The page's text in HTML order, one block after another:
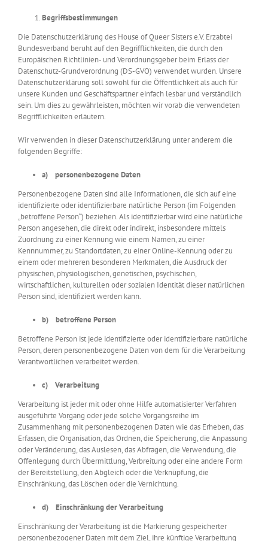
Begriffsbestimmungen
Die Datenschutzerklärung des House of Queer Sisters e.V. Erzabtei
Bundesverband beruht auf den Begrifflichkeiten, die durch den
Europäischen Richtlinien- und Verordnungsgeber beim Erlass der
Datenschutz-Grundverordnung (DS-GVO) verwendet wurden. Unsere
Datenschutzerklärung soll sowohl für die Öffentlichkeit als auch für
unsere Kunden und Geschäftspartner einfach lesbar und verständlich
sein. Um dies zu gewährleisten, möchten wir vorab die verwendeten
Begrifflichkeiten erläutern.
Wir verwenden in dieser Datenschutzerklärung unter anderem die
folgenden Begriffe:
a) personenbezogene Daten
Personenbezogene Daten sind alle Informationen, die sich auf eine
identifizierte oder identifizierbare natürliche Person (im Folgenden
„betroffene Person“) beziehen. Als identifizierbar wird eine natürliche
Person angesehen, die direkt oder indirekt, insbesondere mittels
Zuordnung zu einer Kennung wie einem Namen, zu einer
Kennnummer, zu Standortdaten, zu einer Online-Kennung oder zu
einem oder mehreren besonderen Merkmalen, die Ausdruck der
physischen, physiologischen, genetischen, psychischen,
wirtschaftlichen, kulturellen oder sozialen Identität dieser natürlichen
Person sind, identifiziert werden kann.
b) betroffene Person
Betroffene Person ist jede identifizierte oder identifizierbare natürliche
Person, deren personenbezogene Daten von dem für die Verarbeitung
Verantwortlichen verarbeitet werden.
c) Verarbeitung
Verarbeitung ist jeder mit oder ohne Hilfe automatisierter Verfahren
ausgeführte Vorgang oder jede solche Vorgangsreihe im
Zusammenhang mit personenbezogenen Daten wie das Erheben, das
Erfassen, die Organisation, das Ordnen, die Speicherung, die Anpassung
oder Veränderung, das Auslesen, das Abfragen, die Verwendung, die
Offenlegung durch Übermittlung, Verbreitung oder eine andere Form
der Bereitstellung, den Abgleich oder die Verknüpfung, die
Einschränkung, das Löschen oder die Vernichtung.
d) Einschränkung der Verarbeitung
Einschränkung der Verarbeitung ist die Markierung gespeicherter
personenbezogener Daten mit dem Ziel, ihre künftige Verarbeitung